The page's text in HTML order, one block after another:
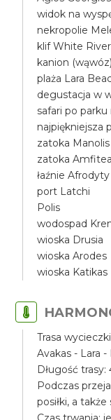
widok na
nekropolie
klif White River
kanion
plaża Lara
degustacja w
safari po
najpiękniejsza
zatoka Manolis
zatoka
łaźnie Afrodyty
port Latchi
Polis
wodospad
wioska Drusia
wioska Arodes
wioska Katikas
Trasa
Avakas - Lara
Długość
Podczas
posiłki, a